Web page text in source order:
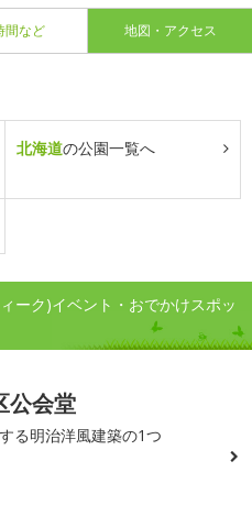
間など 地図・アクセス
北海道の公園一覧へ
ーク)イベント・おでかけスポッ
公会堂
る明治洋風建築の1つ